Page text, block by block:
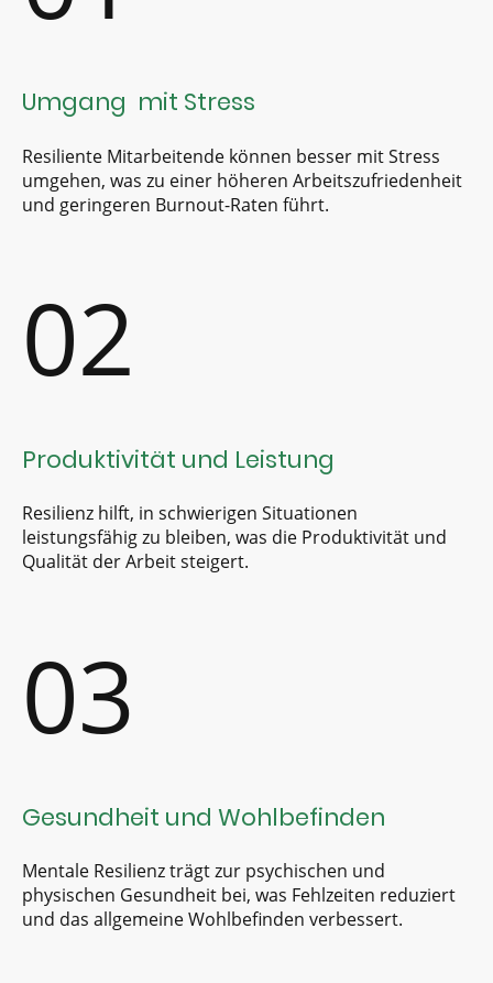
Umgang mit Stress
Resiliente Mitarbeitende können besser mit Stress
umgehen, was zu einer höheren Arbeitszufriedenheit
und geringeren Burnout-Raten führt.
02
Produktivität und Leistung
Resilienz hilft, in schwierigen Situationen
leistungsfähig zu bleiben, was die Produktivität und
Qualität der Arbeit steigert.
03
Gesundheit und Wohlbefinden
Mentale Resilienz trägt zur psychischen und
physischen Gesundheit bei, was Fehlzeiten reduziert
und das allgemeine Wohlbefinden verbessert.